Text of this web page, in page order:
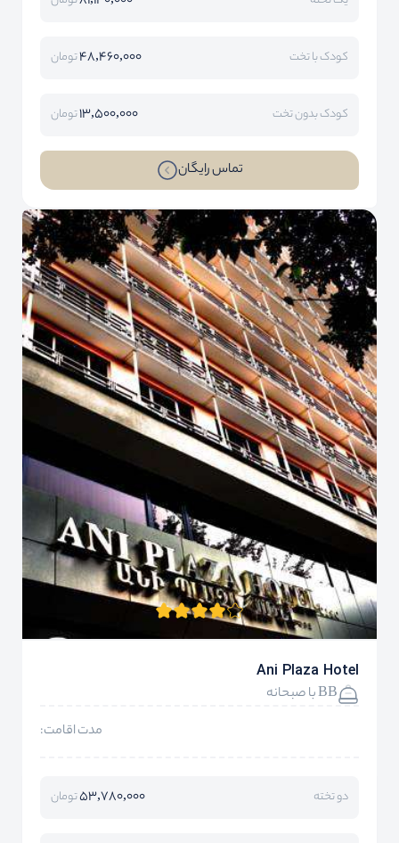
کودک با تخت 48,460,000تومان
کودک بدون تخت 13,500,000تومان
تماس رایگان
Ani Plaza Hotel
BB با صبحانه
مدت اقامت:
دو تخته 53,780,000تومان